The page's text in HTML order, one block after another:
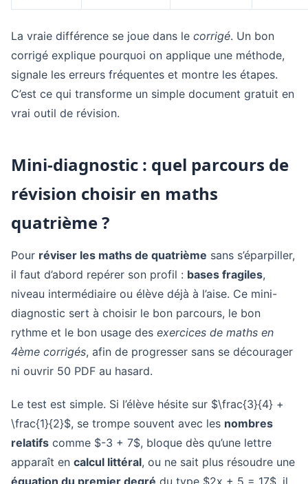
La vraie différence se joue dans le corrigé. Un bon
corrigé explique pourquoi on applique une méthode,
signale les erreurs fréquentes et montre les étapes.
C’est ce qui transforme un simple document gratuit en
vrai outil de révision.
Mini-diagnostic : quel parcours de
révision choisir en maths
quatrième ?
Pour réviser les maths de quatrième sans s’éparpiller,
il faut d’abord repérer son profil : bases fragiles,
niveau intermédiaire ou élève déjà à l’aise. Ce mini-
diagnostic sert à choisir le bon parcours, le bon
rythme et le bon usage des exercices de maths en
4ème corrigés, afin de progresser sans se décourager
ni ouvrir 50 PDF au hasard.
Le test est simple. Si l’élève hésite sur $\frac{3}{4} +
\frac{1}{2}$, se trompe souvent avec les nombres
relatifs comme $-3 + 7$, bloque dès qu’une lettre
apparaît en calcul littéral, ou ne sait plus résoudre une
équation du premier degré du type $2x + 5 = 17$, il